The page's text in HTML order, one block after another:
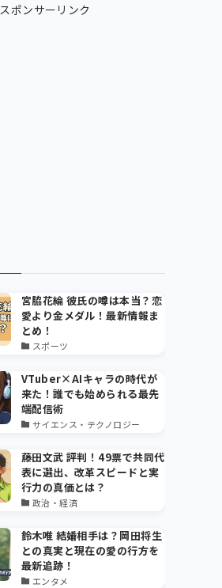
スポンサーリンク
宮脇花綸 彼氏の噂は本当？恋
愛より金メダル！最新情報ま
とめ！
スポーツ
VTuber×AIキャラの時代が
来た！誰でも始められる最先
端配信術
サイエンス・テクノロジー
藤田文武 評判！49票で共同代
表に選出、改革スピードと実
行力の真価とは？
政治・経済
鈴木唯 結婚相手は？岡田将生
との真実と現在の愛の行方を
最新追跡！
エンタメ